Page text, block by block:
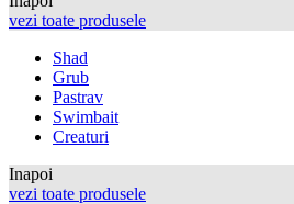
vezi toate produsele
Shad
Grub
Pastrav
Swimbait
Creaturi
Inapoi
vezi toate produsele